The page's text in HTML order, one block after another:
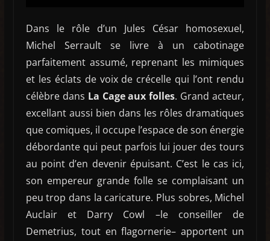
Dans le rôle d’un Jules César homosexuel,
Michel Serrault se livre à un cabotinage
parfaitement assumé, reprenant les mimiques
et les éclats de voix de crécelle qui l’ont rendu
célèbre dans La Cage aux folles. Grand acteur,
excellant aussi bien dans les rôles dramatiques
que comiques, il occupe l’espace de son énergie
débordante qui peut parfois lui jouer des tours
au point d’en devenir épuisant. C’est le cas ici,
son empereur grande folle se complaisant un
peu trop dans la caricature. Plus sobres, Michel
Auclair et Darry Cowl –le conseiller de
Demetrius, tout en flagornerie– apportent un